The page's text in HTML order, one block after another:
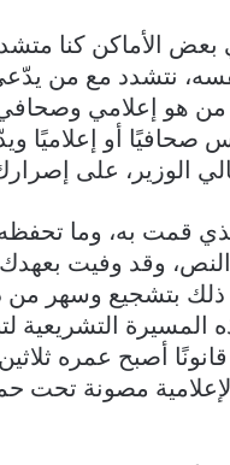
الأماكن كنا
نتشدد مع من
من هو إعلامي
أو إعلاميًا
الوزير، على
قمت به، وما
وقد وفيت بعهدك
ذلك بتشجيع وسهر
التشريعية
أصبح عمره
مصونة تحت